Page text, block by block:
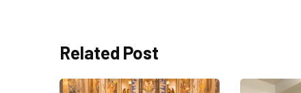
Related Post